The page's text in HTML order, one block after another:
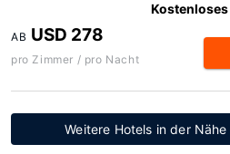
Kostenloses
AB USD 278
pro Zimmer / pro Nacht
Weitere Hotels in der